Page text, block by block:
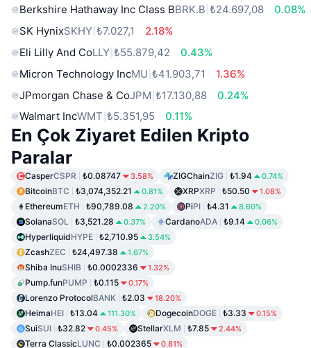
Berkshire Hathaway Inc Class BBRK.B ₺24.697,08
0.08%
SK HynixSKHY ₺7.027,1
2.18%
Eli Lilly And CoLLY ₺55.879,42
0.43%
Micron Technology IncMU ₺41.903,71
1.36%
JPmorgan Chase & CoJPM ₺17.130,88
0.24%
Walmart IncWMT ₺5.351,95 0.11%
En Çok Ziyaret Edilen Kripto
Paralar
CasperCSPR ₺0.08747 3.58% ZIGChainZIG ₺1.94 0.74%
BitcoinBTC ₺3,074,352.21 0.81% XRPXRP ₺50.50 1.08%
EthereumETH ₺90,789.08 2.20% PiPI ₺4.31 8.60%
SolanaSOL ₺3,521.28 0.37% CardanoADA ₺9.14 0.06%
HyperliquidHYPE ₺2,710.95 3.54%
ZcashZEC ₺24,497.38 1.67%
Shiba InuSHIB ₺0.0002336 1.32%
Pump.funPUMP ₺0.115 0.17%
Lorenzo ProtocolBANK ₺2.03 18.20%
HeimaHEI ₺13.04 111.30% DogecoinDOGE ₺3.33 0.15%
SuiSUI ₺32.82 0.45% StellarXLM ₺7.85 2.44%
Terra ClassicLUNC ₺0.002365 0.81%